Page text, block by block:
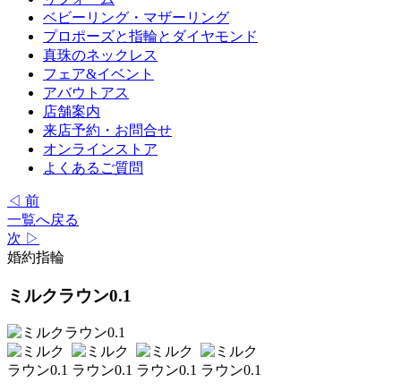
ベビーリング・マザーリング
プロポーズと指輪とダイヤモンド
真珠のネックレス
フェア&イベント
アバウトアス
店舗案内
来店予約・お問合せ
オンラインストア
よくあるご質問
◁ 前
一覧へ戻る
次 ▷
婚約指輪
ミルクラウン0.1